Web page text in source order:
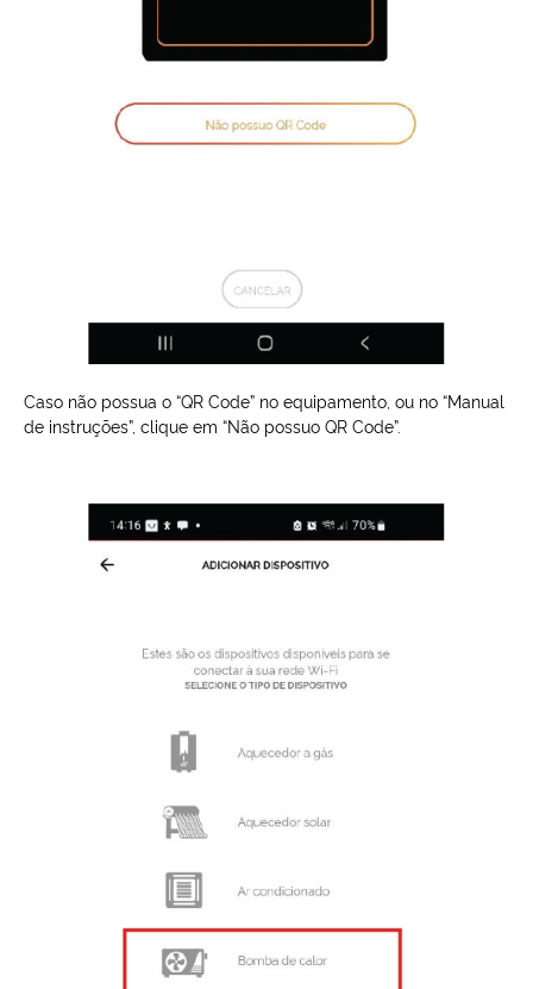
Caso não possua o “QR Code” no equipamento, ou no “Manual
de instruções”, clique em “Não possuo QR Code”.